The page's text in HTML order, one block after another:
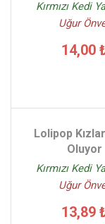
Kırmızı Kedi
Uğur
14,00
Lolipop
Oluyor
Kırmızı Kedi
Uğur
13,89